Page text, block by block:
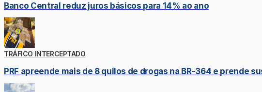
Banco Central reduz juros básicos para 14% ao ano
TRÁFICO INTERCEPTADO
PRF apreende mais de 8 quilos de drogas na BR-364 e prende